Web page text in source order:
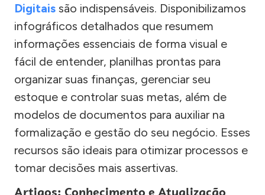
Digitais são indispensáveis. Disponibilizamos
infográficos detalhados que resumem
informações essenciais de forma visual e
fácil de entender, planilhas prontas para
organizar suas finanças, gerenciar seu
estoque e controlar suas metas, além de
modelos de documentos para auxiliar na
formalização e gestão do seu negócio. Esses
recursos são ideais para otimizar processos e
tomar decisões mais assertivas.